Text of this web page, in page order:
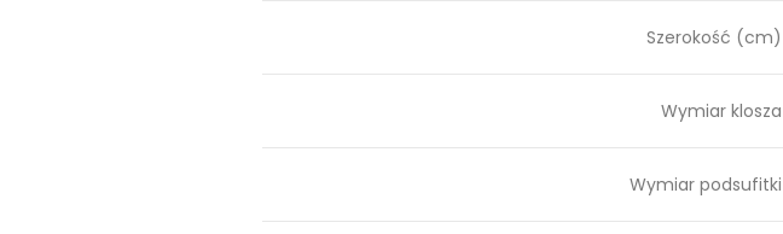
Szerokość (cm)
Wymiar klosza
Wymiar podsufitki